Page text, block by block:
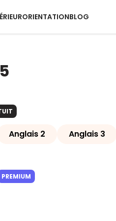
ORIENTATIONBLOG
Anglais 2 Anglais 3
PREMIUM